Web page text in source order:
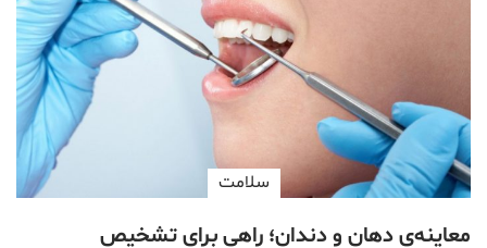
سلامت
معاینه‌ی دهان و دندان؛ راهی برای تشخیص